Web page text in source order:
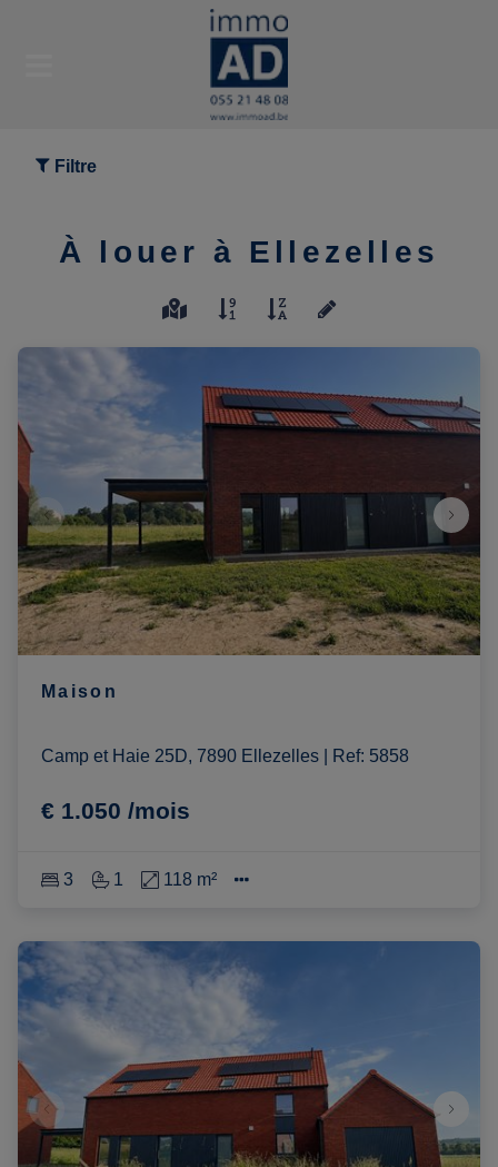
Filtre
À louer à Ellezelles
Maison
Camp et Haie 25D, 7890 Ellezelles Ref: 5858
€ 1.050 /mois
3 1 118 m²